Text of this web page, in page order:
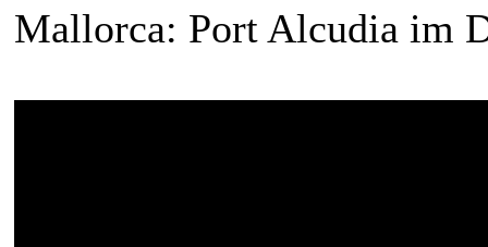
Mallorca: Port Alcudia im